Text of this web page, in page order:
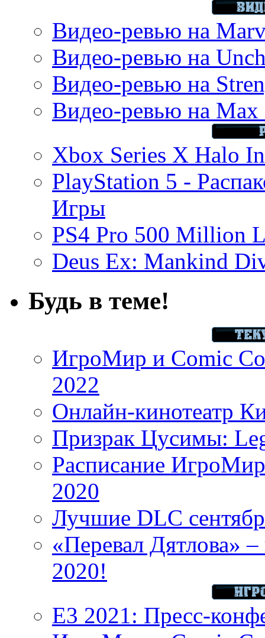
Видео-ревью на
Видео-ревью на
Видео-ревью на
Видео-ревью на Max
Xbox Series X Halo
PlayStation 5 -
Игры
PS4 Pro 500 Million
Deus Ex: Mankind
Будь в теме!
ИгроМир и Comic
2022
Онлайн-кинотеатр
Призрак Цусимы:
Расписание
2020
Лучшие DLC
«Перевал Дятлова»
2020!
E3 2021: Пресс-